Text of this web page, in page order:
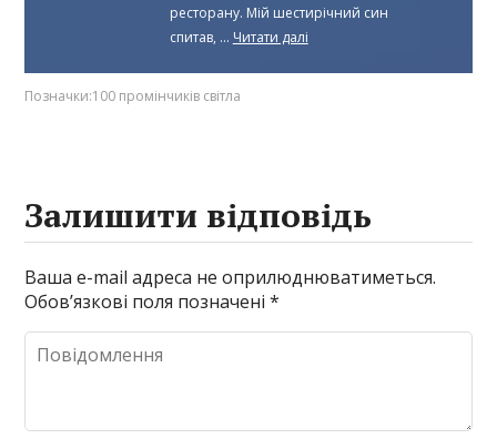
ресторану. Мій шестирічний син
спитав, ... Читати далі
Позначки:100 промінчиків світла
Залишити відповідь
Ваша e-mail адреса не оприлюднюватиметься.
Обов’язкові поля позначені*